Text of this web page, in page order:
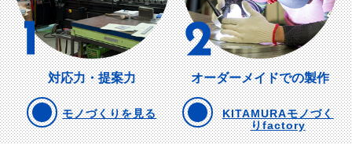
対応力・提案力
モノづくりを見る
オーダーメイドでの製作
KITAMURAモノづく
りfactory